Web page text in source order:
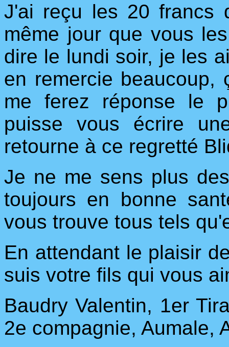
J'ai reçu les 20 francs
même jour que vous
dire le lundi soir, je les
en remercie beaucoup,
me ferez réponse le
puisse vous écrire
retourne à ce regretté
Je ne me sens plus
toujours en bonne
vous trouve tous tels
En attendant le plaisir
suis votre fils qui vous
Baudry Valentin, 1er
2e compagnie, Aumale,